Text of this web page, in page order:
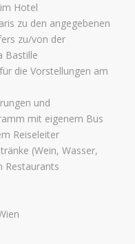
Hotel
zu den angegebenen
zu/von der
Bastille
die Vorstellungen am
und
mit eigenem Bus
Reiseleiter
(Wein, Wasser,
Restaurants